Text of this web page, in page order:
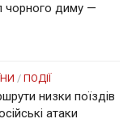
чорного диму —
/ ПОДІЇ
низки поїздів
атаки